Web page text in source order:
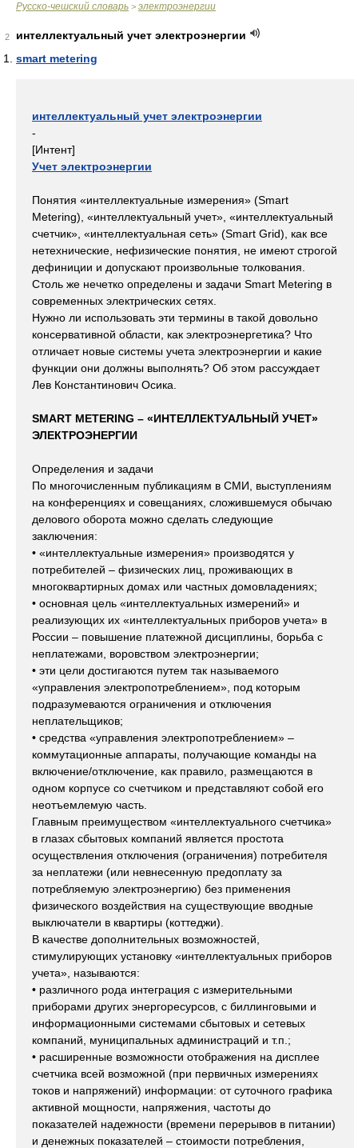
Русско-чешский словарь > электроэнергии
2
интеллектуальный учет электроэнергии
smart metering
интеллектуальный учет электроэнергии
-
[Интент]
Учет электроэнергии
Понятия «интеллектуальные измерения» (Smart
Metering), «интеллектуальный учет», «интеллектуальный
счетчик», «интеллектуальная сеть» (Smart Grid), как все
нетехнические, нефизические понятия, не имеют строгой
дефиниции и допускают произвольные толкования.
Столь же нечетко определены и задачи Smart Metering в
современных электрических сетях.
Нужно ли использовать эти термины в такой довольно
консервативной области, как электроэнергетика? Что
отличает новые системы учета электроэнергии и какие
функции они должны выполнять? Об этом рассуждает
Лев Константинович Осика.
SMART METERING – «ИНТЕЛЛЕКТУАЛЬНЫЙ УЧЕТ»
ЭЛЕКТРОЭНЕРГИИ
Определения и задачи
По многочисленным публикациям в СМИ, выступлениям
на конференциях и совещаниях, сложившемуся обычаю
делового оборота можно сделать следующие
заключения:
• «интеллектуальные измерения» производятся у
потребителей – физических лиц, проживающих в
многоквартирных домах или частных домовладениях;
• основная цель «интеллектуальных измерений» и
реализующих их «интеллектуальных приборов учета» в
России – повышение платежной дисциплины, борьба с
неплатежами, воровством электроэнергии;
• эти цели достигаются путем так называемого
«управления электропотреблением», под которым
подразумеваются ограничения и отключения
неплательщиков;
• средства «управления электропотреблением» –
коммутационные аппараты, получающие команды на
включение/отключение, как правило, размещаются в
одном корпусе со счетчиком и представляют собой его
неотъемлемую часть.
Главным преимуществом «интеллектуального счетчика»
в глазах сбытовых компаний является простота
осуществления отключения (ограничения) потребителя
за неплатежи (или невнесенную предоплату за
потребляемую электроэнергию) без применения
физического воздействия на существующие вводные
выключатели в квартиры (коттеджи).
В качестве дополнительных возможностей,
стимулирующих установку «интеллектуальных приборов
учета», называются:
• различного рода интеграция с измерительными
приборами других энергоресурсов, с биллинговыми и
информационными системами сбытовых и сетевых
компаний, муниципальных администраций и т.п.;
• расширенные возможности отображения на дисплее
счетчика всей возможной (при первичных измерениях
токов и напряжений) информации: от суточного графика
активной мощности, напряжения, частоты до
показателей надежности (времени перерывов в питании)
и денежных показателей – стоимости потребления,